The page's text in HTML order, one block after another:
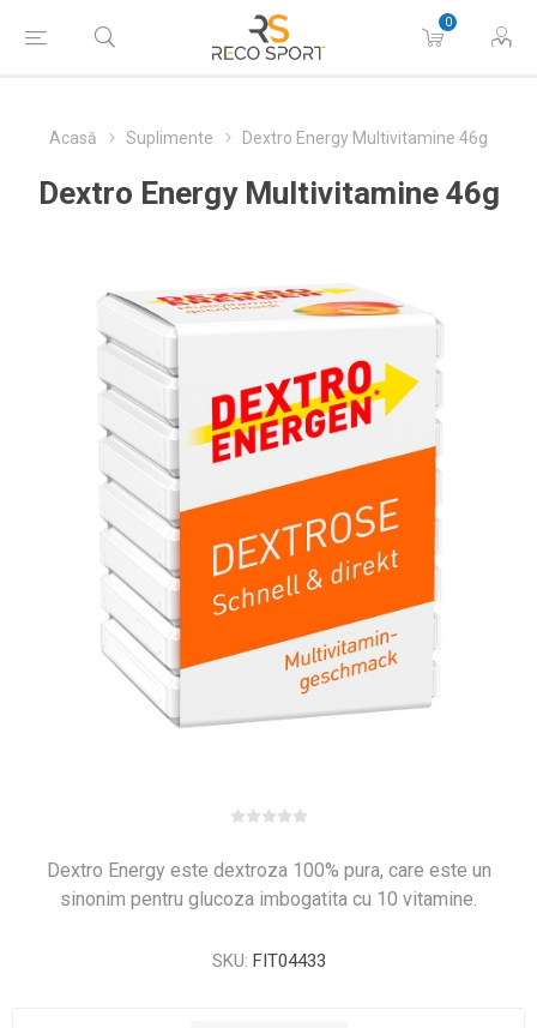
0
Acasă Suplimente Dextro Energy Multivitamine 46g
Dextro Energy Multivitamine 46g
Dextro Energy este dextroza 100% pura, care este un
sinonim pentru glucoza imbogatita cu 10 vitamine.
SKU: FIT04433